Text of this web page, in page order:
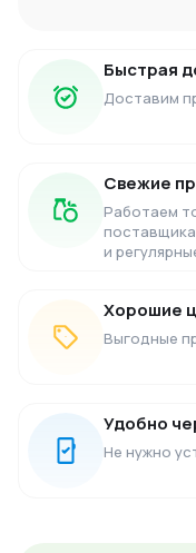
Быстрая
Доставим
Свежие
Работаем
и
Хорошие
Выгодные
Удобно
Не нужно